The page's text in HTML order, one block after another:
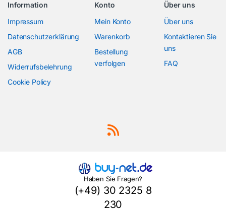
Information
Impressum
Datenschutzerklärung
AGB
Widerrufsbelehrung
Cookie Policy
Konto
Mein Konto
Warenkorb
Bestellung
verfolgen
Über uns
Über uns
Kontaktieren Sie
uns
FAQ
Haben Sie Fragen?
(+49) 30 2325 8
230